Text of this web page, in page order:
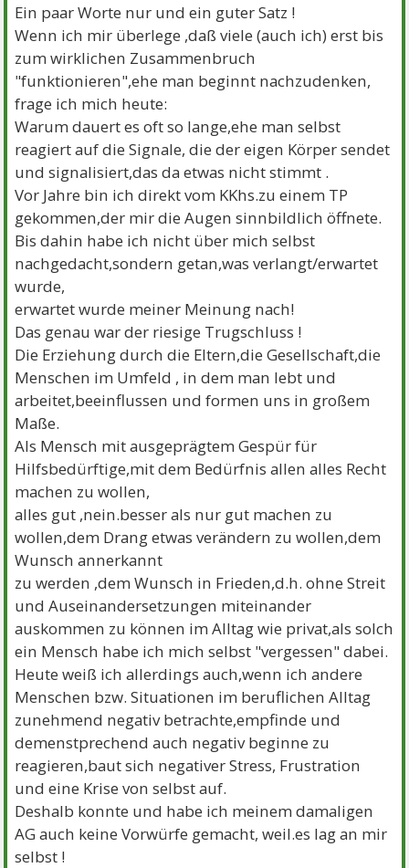
Ein paar Worte nur und ein guter Satz !
Wenn ich mir überlege ,daß viele (auch ich) erst bis
zum wirklichen Zusammenbruch
"funktionieren",ehe man beginnt nachzudenken,
frage ich mich heute:
Warum dauert es oft so lange,ehe man selbst
reagiert auf die Signale, die der eigen Körper sendet
und signalisiert,das da etwas nicht stimmt .
Vor Jahre bin ich direkt vom KKhs.zu einem TP
gekommen,der mir die Augen sinnbildlich öffnete.
Bis dahin habe ich nicht über mich selbst
nachgedacht,sondern getan,was verlangt/erwartet
wurde,
erwartet wurde meiner Meinung nach!
Das genau war der riesige Trugschluss !
Die Erziehung durch die Eltern,die Gesellschaft,die
Menschen im Umfeld , in dem man lebt und
arbeitet,beeinflussen und formen uns in großem
Maße.
Als Mensch mit ausgeprägtem Gespür für
Hilfsbedürftige,mit dem Bedürfnis allen alles Recht
machen zu wollen,
alles gut ,nein.besser als nur gut machen zu
wollen,dem Drang etwas verändern zu wollen,dem
Wunsch annerkannt
zu werden ,dem Wunsch in Frieden,d.h. ohne Streit
und Auseinandersetzungen miteinander
auskommen zu können im Alltag wie privat,als solch
ein Mensch habe ich mich selbst "vergessen" dabei.
Heute weiß ich allerdings auch,wenn ich andere
Menschen bzw. Situationen im beruflichen Alltag
zunehmend negativ betrachte,empfinde und
demenstprechend auch negativ beginne zu
reagieren,baut sich negativer Stress, Frustration
und eine Krise von selbst auf.
Deshalb konnte und habe ich meinem damaligen
AG auch keine Vorwürfe gemacht, weil.es lag an mir
selbst !